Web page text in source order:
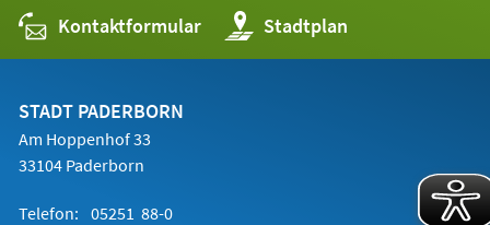
Kontaktformular Stadtplan
(Öffnet
in
einem
STADT PADERBORN
Am Hoppenhof 33
33104 Paderborn
Telefon: 05251 88-0